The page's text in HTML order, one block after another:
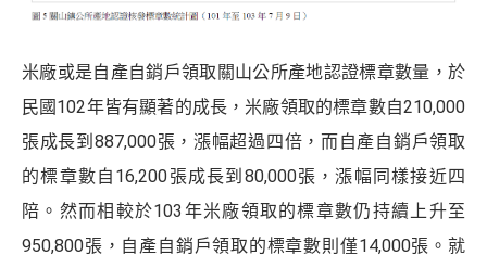
米廠或是自產自銷戶領取關山公所產地認證標章數量，於
民國102年皆有顯著的成長，米廠領取的標章數自210,000
張成長到887,000張，漲幅超過四倍，而自產自銷戶領取
的標章數自16,200張成長到80,000張，漲幅同樣接近四
陪。然而相較於103年米廠領取的標章數仍持續上升至
950,800張，自產自銷戶領取的標章數則僅14,000張。就